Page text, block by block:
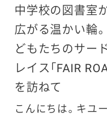
中学校の図書室
広がる温かい輪
どもたちのサー
レイス「FAIR
を訪ねて
こんにちは。キユ